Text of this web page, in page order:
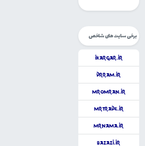
برخی سایت های شاخص
iKargar.ir
DrRam.ir
MrOmran.ir
MrTrade.ir
MrNama.ir
Bazazi.ir